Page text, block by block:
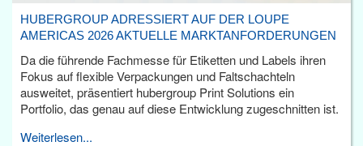
HUBERGROUP ADRESSIERT AUF DER LOUPE
AMERICAS 2026 AKTUELLE MARKTANFORDERUNGEN
Da die führende Fachmesse für Etiketten und Labels ihren
Fokus auf flexible Verpackungen und Faltschachteln
ausweitet, präsentiert hubergroup Print Solutions ein
Portfolio, das genau auf diese Entwicklung zugeschnitten ist.
Weiterlesen...